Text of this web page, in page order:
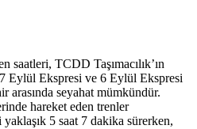
saatleri, TCDD Taşımacılık’ın
Eylül Ekspresi ve 6 Eylül Ekspresi
arasında seyahat mümkündür.
hareket eden trenler
5 saat 7 dakika sürerken,